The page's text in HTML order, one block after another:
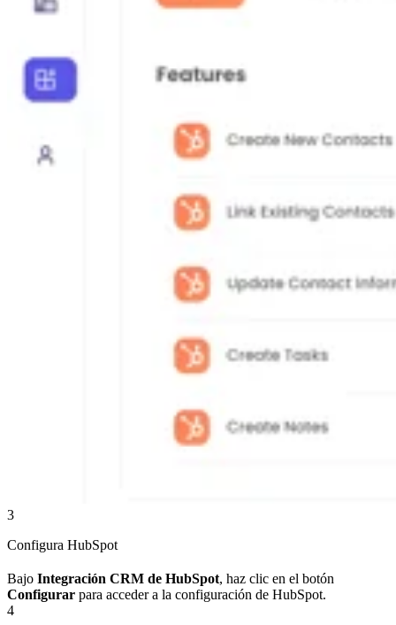
3
Configura HubSpot
Bajo Integración CRM de HubSpot, haz clic en el botón
Configurar para acceder a la configuración de HubSpot.
4